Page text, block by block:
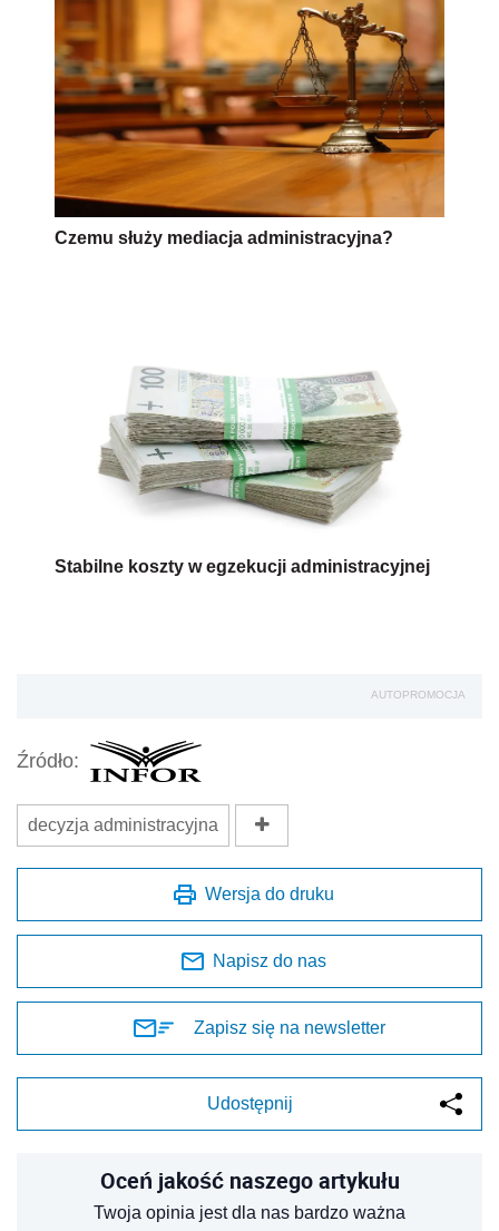
Czemu służy mediacja administracyjna?
Stabilne koszty w egzekucji administracyjnej
AUTOPROMOCJA
Źródło:
decyzja administracyjna
Wersja do druku
Napisz do nas
Zapisz się na newsletter
Udostępnij
Oceń jakość naszego artykułu
Twoja opinia jest dla nas bardzo ważna